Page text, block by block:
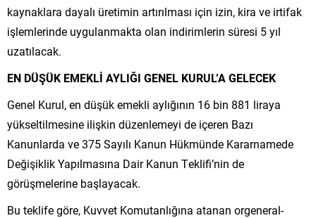
kaynaklara dayalı üretimin artırılması için izin, kira ve irtifak
işlemlerinde uygulanmakta olan indirimlerin süresi 5 yıl
uzatılacak.
EN DÜŞÜK EMEKLİ AYLIĞI GENEL KURUL’A GELECEK
Genel Kurul, en düşük emekli aylığının 16 bin 881 liraya
yükseltilmesine ilişkin düzenlemeyi de içeren Bazı
Kanunlarda ve 375 Sayılı Kanun Hükmünde Kararnamede
Değişiklik Yapılmasına Dair Kanun Teklifi’nin de
görüşmelerine başlayacak.
Bu teklife göre, Kuvvet Komutanlığına atanan orgeneral-